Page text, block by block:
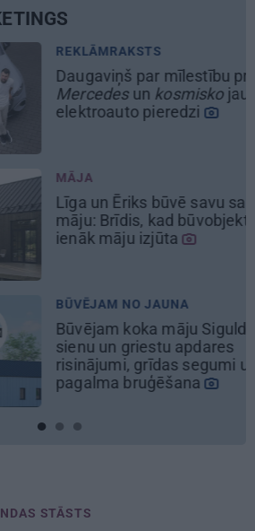
REKLĀMRAKSTS
Daugaviņš par mīlestību pret
Mercedesunkosmiskojaunā
elektroauto pieredzi
MĀJA
Līga un Ēriks būvē savu sapņu
māju: Brīdis, kad būvobjektā
ienāk māju izjūta
BŪVĒJAM NO JAUNA
Būvējam koka māju Siguldā:
sienu un griestu apdares
risinājumi, grīdas segumi un
pagalma bruģēšana
STĀSTS